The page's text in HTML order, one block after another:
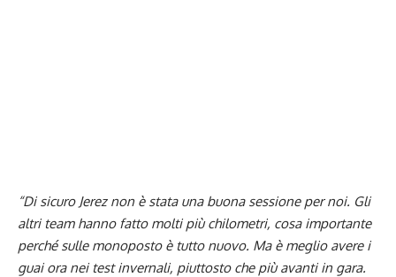
“Di sicuro Jerez non è stata una buona sessione per noi. Gli
altri team hanno fatto molti più chilometri, cosa importante
perché sulle monoposto è tutto nuovo. Ma è meglio avere i
guai ora nei test invernali, piuttosto che più avanti in gara.